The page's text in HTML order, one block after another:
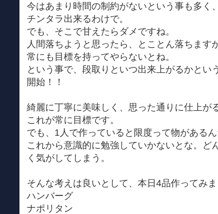
今はあまり時間の制約がないという事も多く
チンタラ出来るわけで。
でも、そこで甘えたらダメですね。
人間落ちようと思ったら、とことん落ちます
常にも目標を持ってやらないとね。
という事で、段取りといつ出来上がるかとい
開始！！
綺麗に丁寧に美味しく、思った通りに仕上が
これが常に目標です。
でも、1人で作っていると限度って物がある
これから意識的に勉強していかないとな。ど
く気がしてしまう。
そんな考えは良いとして、本日4品作ってみ
ハンバーグ
ナポリタン